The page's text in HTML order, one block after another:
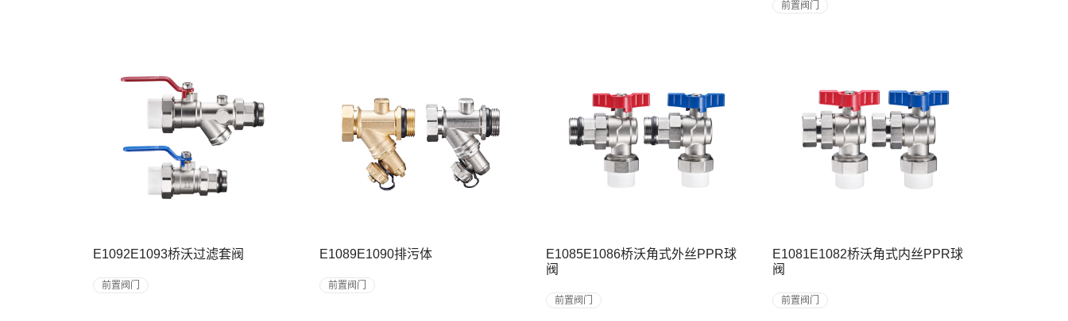
前置阀门
E1092E1093桥沃过滤套阀
前置阀门
E1089E1090排污体
前置阀门
E1085E1086桥沃角式外丝PPR球
阀
前置阀门
E1081E1082桥沃角式内丝PPR球
阀
前置阀门